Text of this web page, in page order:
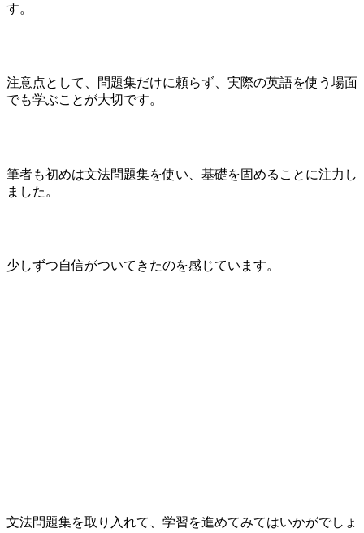
す。
注意点として、問題集だけに頼らず、実際の英語を使う場面
でも学ぶことが大切です。
筆者も初めは文法問題集を使い、基礎を固めることに注力し
ました。
少しずつ自信がついてきたのを感じています。
文法問題集を取り入れて、学習を進めてみてはいかがでしょ